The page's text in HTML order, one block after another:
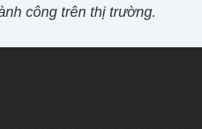
công trên thị trường.